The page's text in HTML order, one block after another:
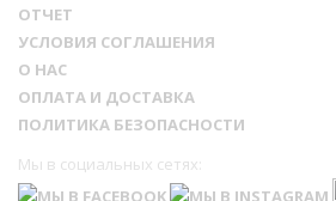
ОТЧЕТ
УСЛОВИЯ СОГЛАШЕНИЯ
О НАС
ОПЛАТА И ДОСТАВКА
ПОЛИТИКА БЕЗОПАСНОСТИ
Мы в социальных сетях: